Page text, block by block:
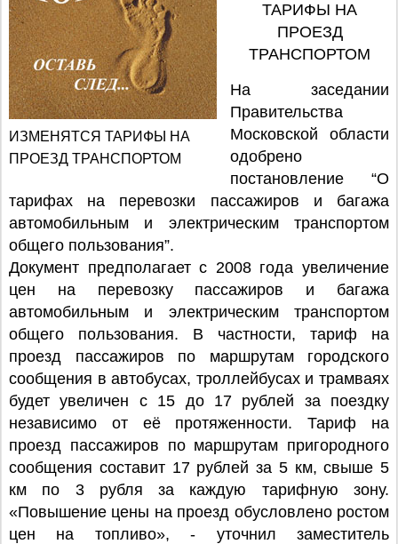
ИЗМЕНЯТСЯ ТАРИФЫ НА
ПРОЕЗД ТРАНСПОРТОМ
ТАРИФЫ НА
ПРОЕЗД
ТРАНСПОРТОМ
На заседании
Правительства
Московской области
одобрено
постановление “О
тарифах на перевозки пассажиров и багажа
автомобильным и электрическим транспортом
общего пользования”.
Документ предполагает с 2008 года увеличение
цен на перевозку пассажиров и багажа
автомобильным и электрическим транспортом
общего пользования. В частности, тариф на
проезд пассажиров по маршрутам городского
сообщения в автобусах, троллейбусах и трамваях
будет увеличен с 15 до 17 рублей за поездку
независимо от её протяженности. Тариф на
проезд пассажиров по маршрутам пригородного
сообщения составит 17 рублей за 5 км, свыше 5
км по 3 рубля за каждую тарифную зону.
«Повышение цены на проезд обусловлено ростом
цен на топливо», - уточнил заместитель